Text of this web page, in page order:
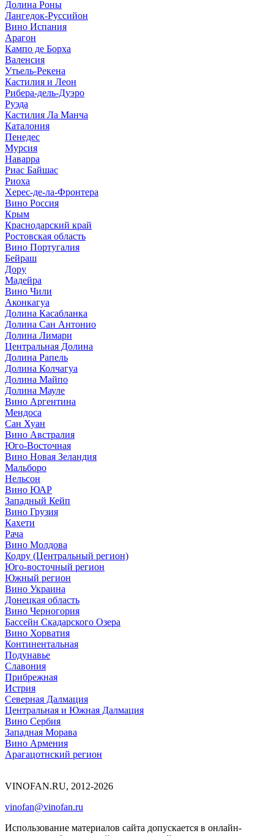
Долина Роны
Лангедок-Руссийон
Вино Испания
Арагон
Кампо де Борха
Валенсия
Утьель-Рекена
Кастилия и Леон
Рибера-дель-Дуэро
Руэда
Кастилия Ла Манча
Каталония
Пенедес
Мурсия
Наварра
Риас Байшас
Риоха
Херес-де-ла-Фронтера
Вино Россия
Крым
Краснодарский край
Ростовская область
Вино Португалия
Бейраш
Дору
Мадейра
Вино Чили
Аконкагуа
Долина Касабланка
Долина Сан Антонио
Долина Лимари
Центральная Долина
Долина Рапель
Долина Колчагуа
Долина Майпо
Долина Мауле
Вино Аргентина
Мендоса
Сан Хуан
Вино Австралия
Юго-Восточная
Вино Новая Зеландия
Мальборо
Нельсон
Вино ЮАР
Западный Кейп
Вино Грузия
Кахети
Рача
Вино Молдова
Кодру (Центральный регион)
Юго-восточный регион
Южный регион
Вино Украина
Донецкая область
Вино Черногория
Бассейн Скадарского Озера
Вино Хорватия
Континентальная
Подунавье
Славония
Прибрежная
Истрия
Северная Далмация
Центральная и Южная Далмация
Вино Сербия
Западная Морава
Вино Армения
Арагацотнский регион
VINOFAN.RU, 2012-2026
vinofan@vinofan.ru
Использование материалов сайта допускается в онлайн-